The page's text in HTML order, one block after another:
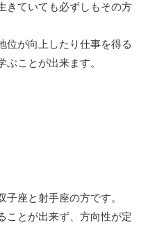
きていても必ずしもその方
位が向上したり仕事を得る
ことが出来ます。
座と射手座の方です。
ことが出来ず、方向性が定